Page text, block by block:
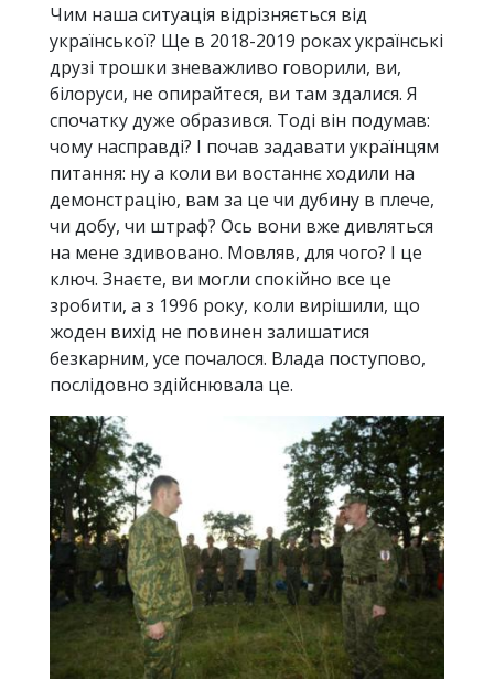
Чим наша ситуація відрізняється від
української? Ще в 2018-2019 роках українські
друзі трошки зневажливо говорили, ви,
білоруси, не опирайтеся, ви там здалися. Я
спочатку дуже образився. Тоді він подумав:
чому насправді? І почав задавати українцям
питання: ну а коли ви востаннє ходили на
демонстрацію, вам за це чи дубину в плече,
чи добу, чи штраф? Ось вони вже дивляться
на мене здивовано. Мовляв, для чого? І це
ключ. Знаєте, ви могли спокійно все це
зробити, а з 1996 року, коли вирішили, що
жоден вихід не повинен залишатися
безкарним, усе почалося. Влада поступово,
послідовно здійснювала це.